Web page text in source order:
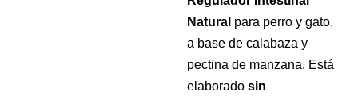
Natural para perro y gato,
a base de calabaza y
pectina de manzana. Está
elaborado sin